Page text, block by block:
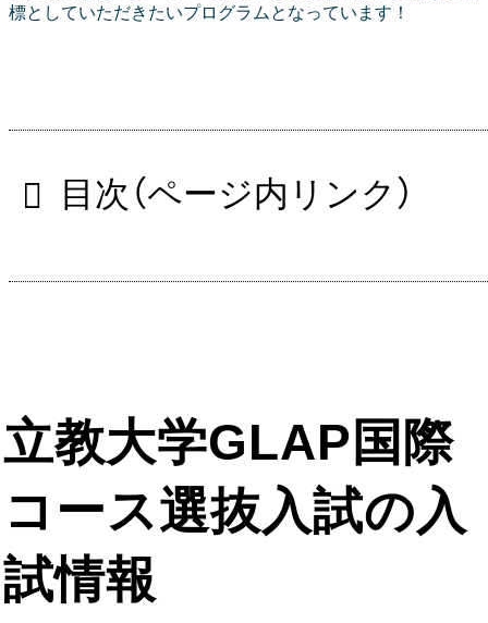
標としていただきたいプログラムとなっています！
目次（ページ内リンク）
立教大学GLAP国際
コース選抜入試の入
試情報